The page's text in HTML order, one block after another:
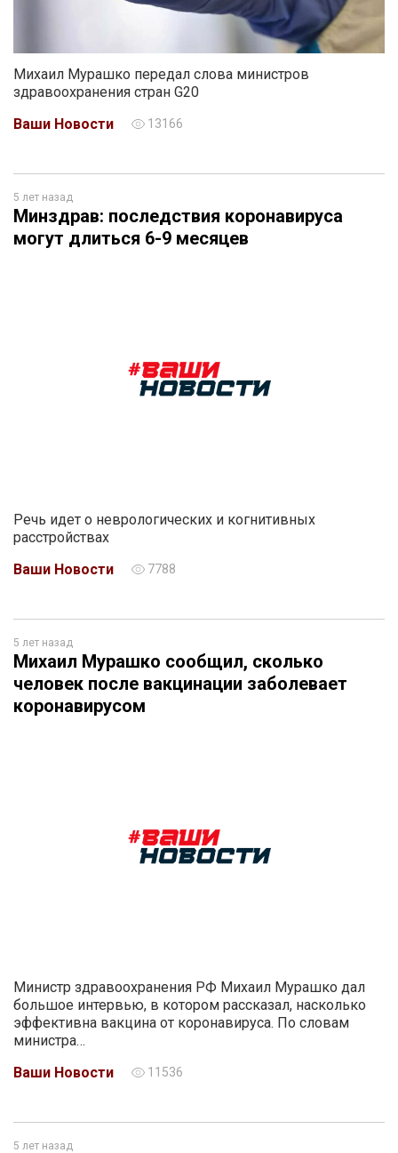
Михаил Мурашко передал слова министров
здравоохранения стран G20
Ваши Новости
13166
5 лет назад
Минздрав: последствия коронавируса
могут длиться 6-9 месяцев
Речь идет о неврологических и когнитивных
расстройствах
Ваши Новости
7788
5 лет назад
Михаил Мурашко сообщил, сколько
человек после вакцинации заболевает
коронавирусом
Министр здравоохранения РФ Михаил Мурашко дал
большое интервью, в котором рассказал, насколько
эффективна вакцина от коронавируса. По словам
министра…
Ваши Новости
11536
5 лет назад